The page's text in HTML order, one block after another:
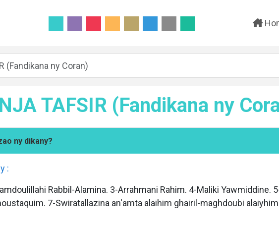
(Fandikana ny Coran)
TAFSIR (Fandikana ny
ny dikany?
:
Rabbil-Alamina. 3-Arrahmani Rahim. 4-Maliki Yawmiddine.
7-Swiratallazina an'amta alaihim ghairil-maghdoubi